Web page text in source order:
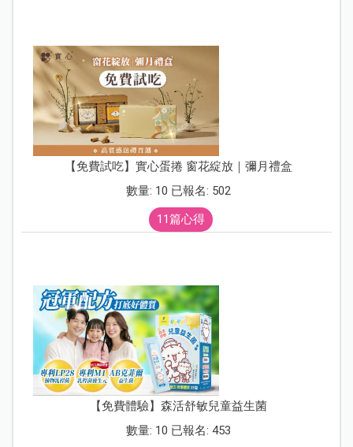
【免費試吃】實心蛋捲 窗花綻放｜彌月禮盒
數量: 10 已報名: 502
11篇心得
【免費體驗】森活舒敏兒童益生菌
數量: 10 已報名: 453